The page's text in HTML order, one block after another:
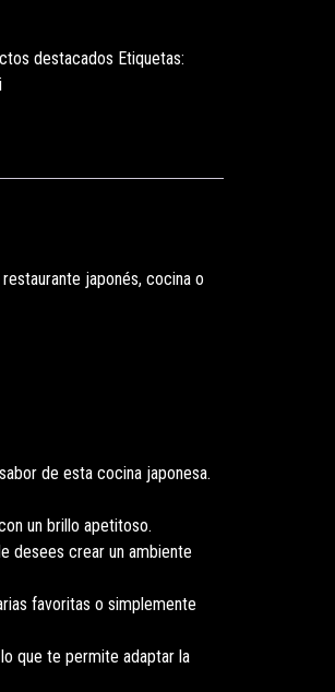
destacados Etiquetas:
japonés, cocina o
de esta cocina japonesa.
un brillo apetitoso.
desees crear un ambiente
favoritas o simplemente
que te permite adaptar la